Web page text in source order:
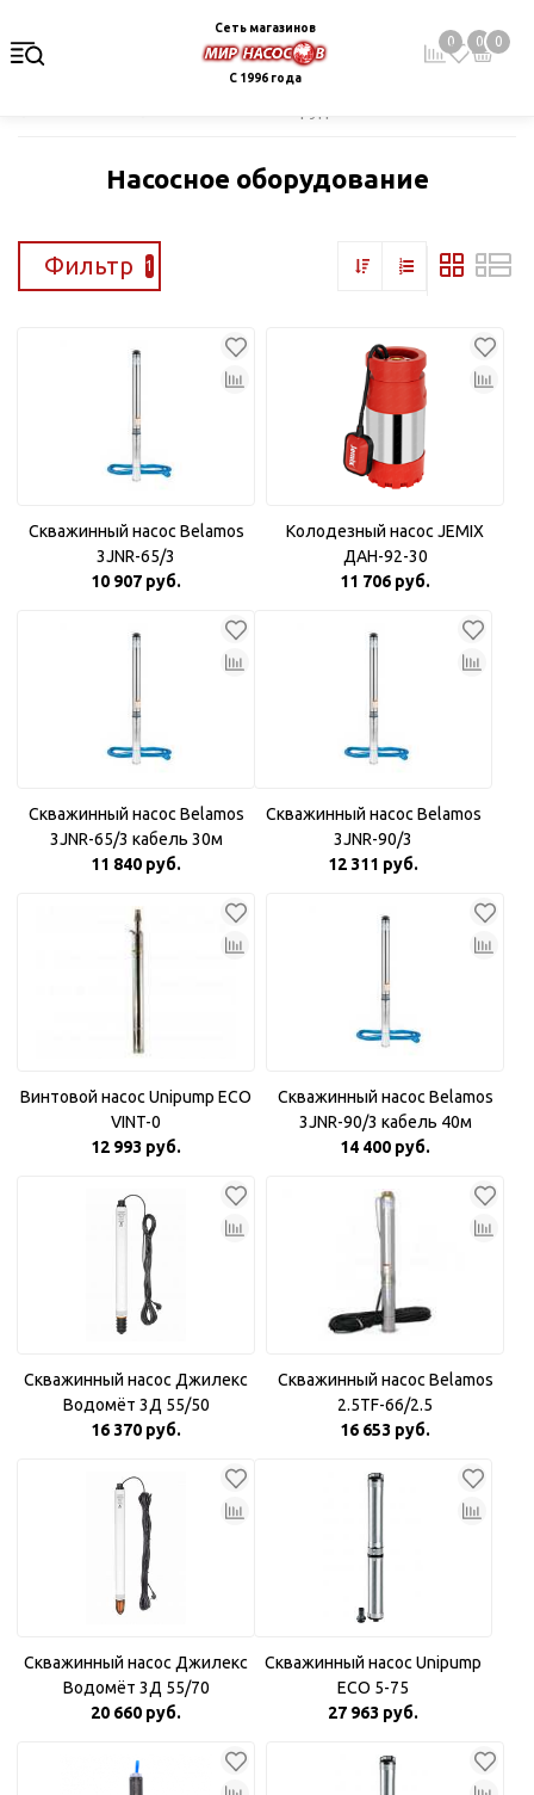
Сеть магазинов
С 1996 года
0 0 0
Насосное оборудование
Фильтр 1
Скважинный насос Belamos
3JNR-65/3
10 907 руб.
Колодезный насос JEMIX
ДАН-92-30
11 706 руб.
Скважинный насос Belamos
3JNR-65/3 кабель 30м
11 840 руб.
Скважинный насос Belamos
3JNR-90/3
12 311 руб.
Винтовой насос Unipump ECO
VINT-0
12 993 руб.
Скважинный насос Belamos
3JNR-90/3 кабель 40м
14 400 руб.
Скважинный насос Джилекс
Водомёт 3Д 55/50
16 370 руб.
Скважинный насос Belamos
2.5TF-66/2.5
16 653 руб.
Скважинный насос Джилекс
Водомёт 3Д 55/70
20 660 руб.
Скважинный насос Unipump
ECO 5-75
27 963 руб.